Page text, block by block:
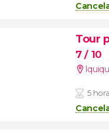
Tour
7/ 10
5